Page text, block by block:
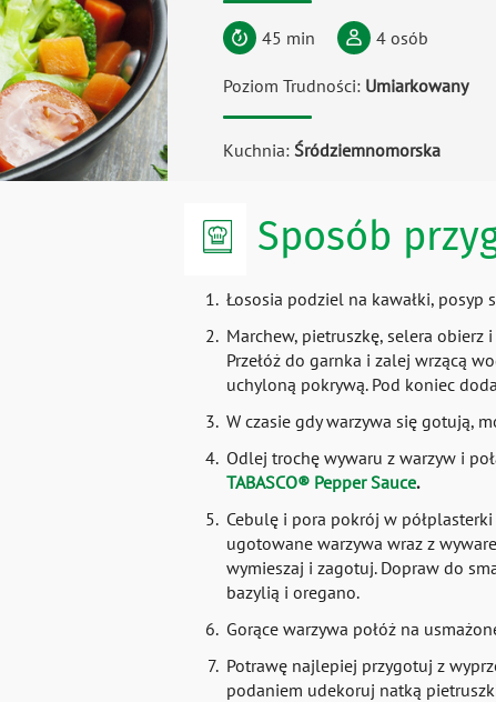
45 min 4 osób
Poziom Trudności: Umiarkowany
Kuchnia: Śródziemnomorska
Sposób
Łososia podziel na kawałki, posyp
Marchew, pietruszkę, selera obierz
Przełóż do garnka i zalej wrzącą
uchyloną pokrywą. Pod koniec
W czasie gdy warzywa się gotują,
Odlej trochę wywaru z warzyw i
TABASCO® Pepper Sauce.
Cebulę i pora pokrój w
ugotowane warzywa wraz z
wymieszaj i zagotuj. Dopraw do
bazylią i oregano.
Gorące warzywa połóż na
Potrawę najlepiej przygotuj z
podaniem udekoruj natką